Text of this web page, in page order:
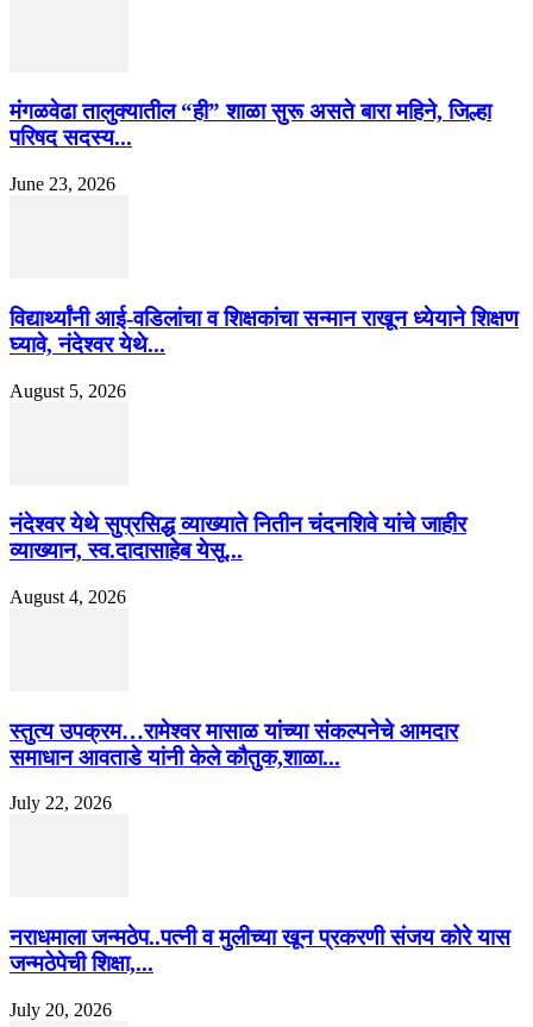
मंगळवेढा तालुक्यातील “ही” शाळा सुरू असते बारा महिने, जिल्हा
परिषद सदस्य...
June 23, 2026
विद्यार्थ्यांनी आई-वडिलांचा व शिक्षकांचा सन्मान राखून ध्येयाने शिक्षण
घ्यावे, नंदेश्वर येथे...
August 5, 2026
नंदेश्वर येथे सुप्रसिद्ध व्याख्याते नितीन चंदनशिवे यांचे जाहीर
व्याख्यान, स्व.दादासाहेब येसू...
August 4, 2026
स्तुत्य उपक्रम…रामेश्वर मासाळ यांच्या संकल्पनेचे आमदार
समाधान आवताडे यांनी केले कौतुक,शाळा...
July 22, 2026
नराधमाला जन्मठेप..पत्नी व मुलीच्या खून प्रकरणी संजय कोरे यास
जन्मठेपेची शिक्षा,...
July 20, 2026